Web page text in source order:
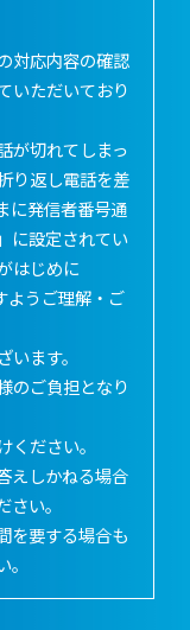
対応内容の確認
いただいており
が切れてしまっ
り返し電話を差
に発信者番号通
に設定されてい
はじめに
ようご理解・ご
ます。
のご負担となり
ださい。
えしかねる場合
い。
を要する場合も